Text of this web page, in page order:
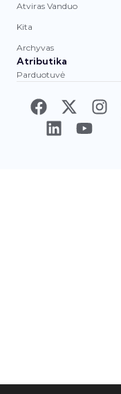
Atviras Vanduo
Kita
Archyvas
Atributika
Parduotuvė